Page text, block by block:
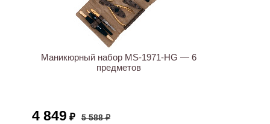
Маникюрный набор MS-1971-HG — 6
предметов
4 849 ₽ 5 588 ₽